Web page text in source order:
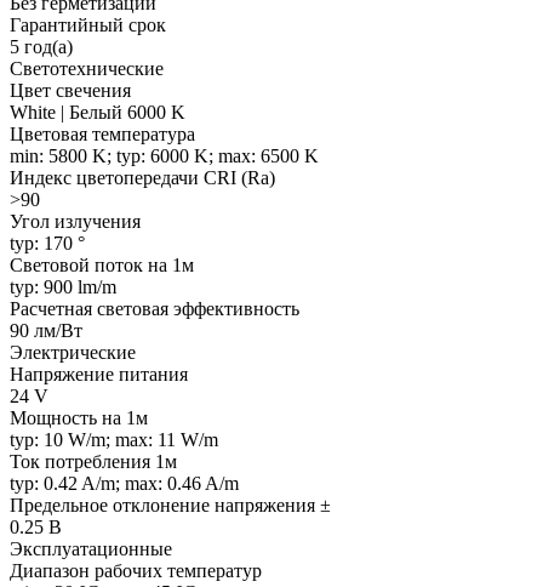
Гарантийный срок
5 год(а)
Светотехнические
Цвет свечения
White | Белый 6000 K
Цветовая температура
min: 5800 K; typ: 6000 K; max: 6500 K
Индекс цветопередачи CRI (Ra)
>90
Угол излучения
typ: 170 °
Световой поток на 1м
typ: 900 lm/m
Расчетная световая эффективность
90 лм/Вт
Электрические
Напряжение питания
24 V
Мощность на 1м
typ: 10 W/m; max: 11 W/m
Ток потребления 1м
typ: 0.42 A/m; max: 0.46 A/m
Предельное отклонение напряжения ±
0.25 В
Эксплуатационные
Диапазон рабочих температур